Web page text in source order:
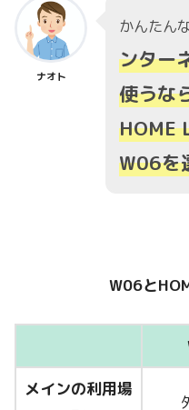
ナオト
かんたん
ンター
使うな
HOME
W06を
W06と
メインの利用場